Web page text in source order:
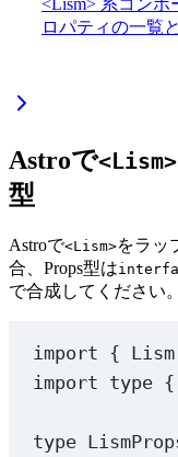
<Lism> 系コンポ
ロパティの一覧
Astroで<Lism>
型
Astroで<Lism>をラッ
合、Props型は
で合成してください。
import {
import type {
type